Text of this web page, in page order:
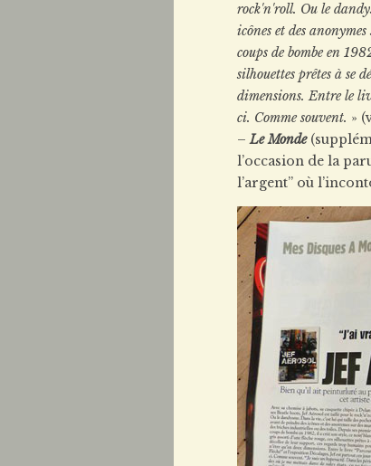
rock'n'roll. Ou le
icônes et des
coups de bombe en
silhouettes prêtes à se
dimensions. Entre le
ci. Comme souvent. »
– Le Monde
l’occasion de la
l’argent” où